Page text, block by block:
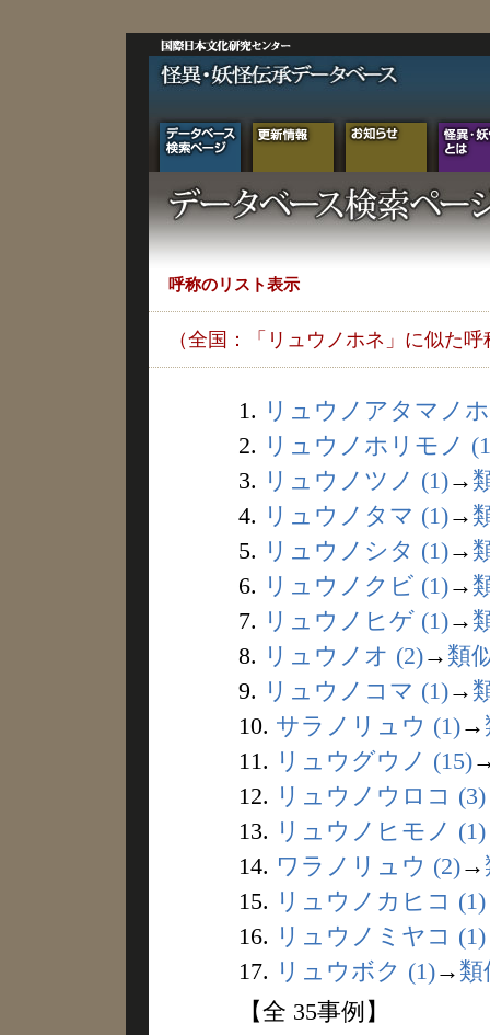
呼称のリスト表示
（全国：「リュウノホネ」に似た呼
1. リュウノアタマノ
2. リュウノホリモノ
3. リュウノツノ (1)→
4. リュウノタマ (1)→
5. リュウノシタ (1)→
6. リュウノクビ (1)→
7. リュウノヒゲ (1)→
8. リュウノオ (2)→ 類
9. リュウノコマ (1)→
10. サラノリュウ (1)→
11. リュウグウノ (15)
12. リュウノウロコ (3)
13. リュウノヒモノ (1)
14. ワラノリュウ (2)→
15. リュウノカヒコ (1)
16. リュウノミヤコ (1)
17. リュウボク (1)→ 類
【全 35事例】